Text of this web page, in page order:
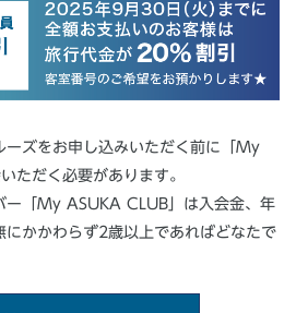
ーズをお申し込みいただく前に「My
ただく必要があります。
ー「My ASUKA CLUB」は入会金、年
にかかわらず2歳以上であればどなたで